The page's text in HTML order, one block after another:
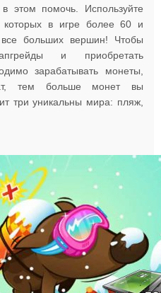
помочь. Используйте
которых в игре более 60 и
все больших вершин! Чтобы
и приобретать
зарабатывать монеты,
тем больше монет вы
три уникальны мира: пляж,